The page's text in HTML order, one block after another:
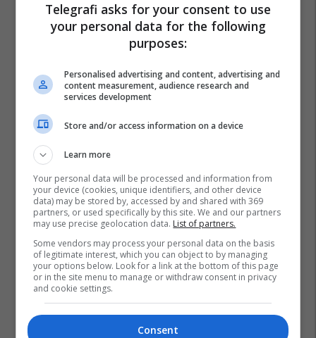
Ec Ma Ndryshe Muzeu
Telegrafi asks for your consent to use
your personal data for the following
purposes:
Personalised advertising and content, advertising and
content measurement, audience research and
services development
Store and/or access information on a device
Learn more
Your personal data will be processed and information from
your device (cookies, unique identifiers, and other device
data) may be stored by, accessed by and shared with 369
partners, or used specifically by this site. We and our partners
may use precise geolocation data. List of partners.
Some vendors may process your personal data on the basis
of legitimate interest, which you can object to by managing
your options below. Look for a link at the bottom of this page
or in the site menu to manage or withdraw consent in privacy
and cookie settings.
Consent